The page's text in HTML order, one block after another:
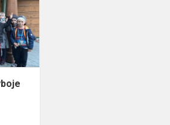
sodyboje